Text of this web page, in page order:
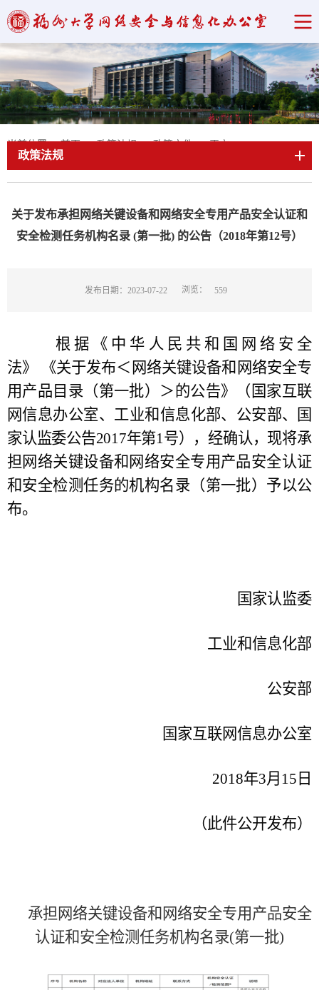
当前位置： 首页 -> 政策法规 -> 政策文件 -> 正文
政策法规
关于发布承担网络关键设备和网络安全专用产品安全认证和
安全检测任务机构名录 (第一批) 的公告（2018年第12号）
发布日期：2023-07-22 浏览： 559
根据《中华人民共和国网络安全
法》
《关于发布＜网络关键设备和网络安全专
用产品目录（第一批）＞的公告》（国家互联
网信息办公室、工业和信息化部、公安部、国
家认监委公告2017年第1号），经确认， 现将承
担网络关键设备和网络安全专用产品安全认证
和安全检测任务的机构名录（第一批）予以公
布。
国家认监委
工业和信息化部
公安部
国家互联网信息办公室
2018年3月15日
（此件公开发布）
承担网络关键设备和网络安全专用产品安全
认证和安全检测任务机构名录(第一批)